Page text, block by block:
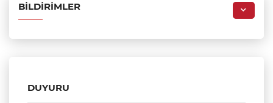
BILDIRIMLER
DUYURU